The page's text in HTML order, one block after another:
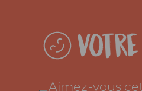
Aimez-vous